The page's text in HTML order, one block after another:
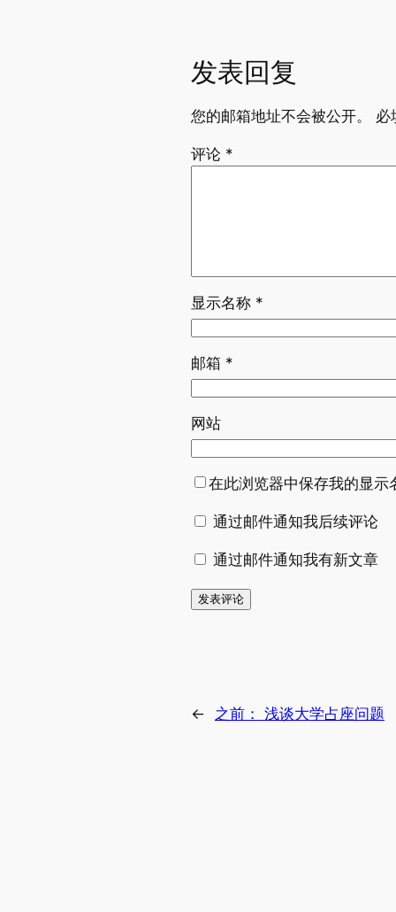
发表回复
您的邮箱地址不会被公开。 必
评论 *
显示名称 *
邮箱 *
网站
在此浏览器中保存我的显示
通过邮件通知我后续评论
通过邮件通知我有新文章
← 之前： 浅谈大学占座问题